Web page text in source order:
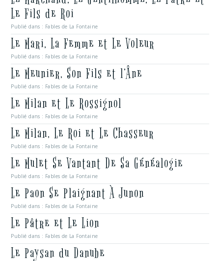
Le Fils de Roi
Publié dans : Fables de La Fontaine
Le Mari, La Femme et Le Voleur
Publié dans : Fables de La Fontaine
Le Meunier, Son Fils et l’Âne
Publié dans : Fables de La Fontaine
Le Milan et Le Rossignol
Publié dans : Fables de La Fontaine
Le Milan, Le Roi et Le Chasseur
Publié dans : Fables de La Fontaine
Le Mulet Se Vantant De Sa Généalogie
Publié dans : Fables de La Fontaine
Le Paon Se Plaignant À Junon
Publié dans : Fables de La Fontaine
Le Pâtre et Le Lion
Publié dans : Fables de La Fontaine
Le Paysan du Danube